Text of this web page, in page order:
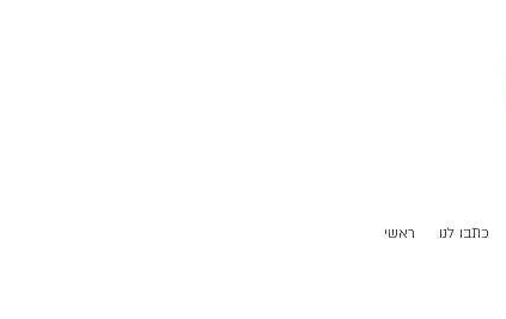
ראשי כתבו לנו